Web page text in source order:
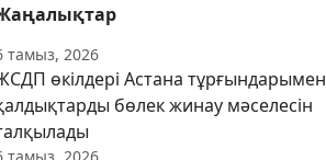
тамыз, 2026
өкілдері Астана тұрғындарымен
бөлек жинау мәселесін